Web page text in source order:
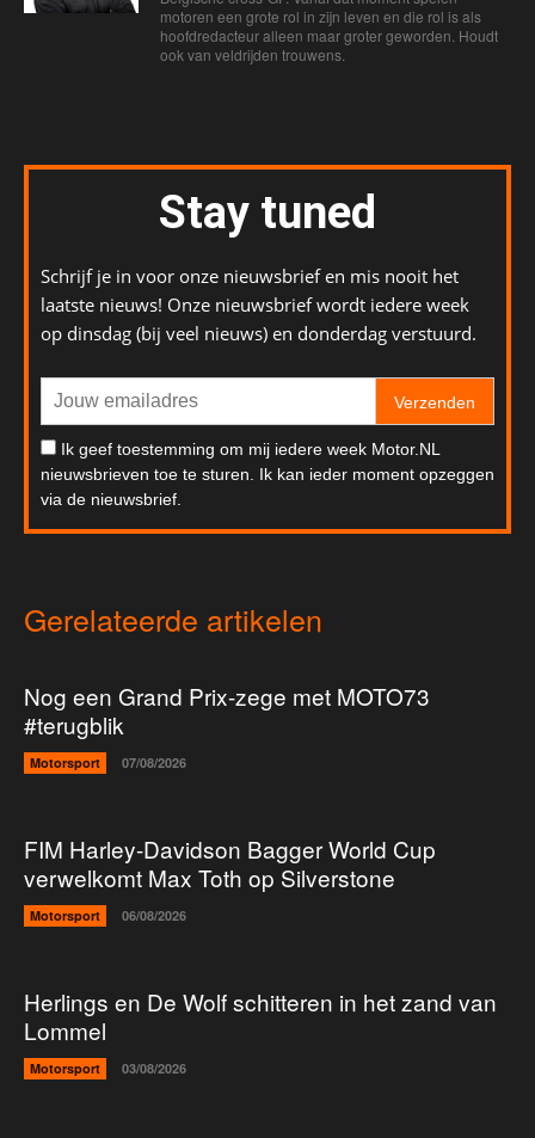
motoren een grote rol in zijn leven en die rol is als
hoofdredacteur alleen maar groter geworden. Houdt
ook van veldrijden trouwens.
Stay tuned
Schrijf je in voor onze nieuwsbrief en mis nooit het
laatste nieuws! Onze nieuwsbrief wordt iedere week
op dinsdag (bij veel nieuws) en donderdag verstuurd.
Verzenden
Ik geef toestemming om mij iedere week Motor.NL
nieuwsbrieven toe te sturen. Ik kan ieder moment opzeggen
via de nieuwsbrief.
Gerelateerde artikelen
Nog een Grand Prix-zege met MOTO73
#terugblik
Motorsport 07/08/2026
FIM Harley-Davidson Bagger World Cup
verwelkomt Max Toth op Silverstone
Motorsport 06/08/2026
Herlings en De Wolf schitteren in het zand van
Lommel
Motorsport 03/08/2026